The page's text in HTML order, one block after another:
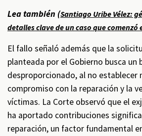
Lea también (Santiago Uribe Vélez:
detalles clave de un caso que comenzó
El fallo señaló además que la
planteada por el Gobierno busca un
desproporcionado, al no establecer
compromiso con la reparación y la
víctimas. La Corte observó que el
ha aportado contribuciones
reparación, un factor fundamental